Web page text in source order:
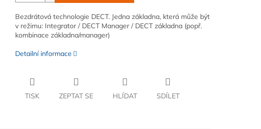
Bezdrátová technologie DECT. Jedna základna, která může být
v režimu: Integrator / DECT Manager / DECT základna (popř.
kombinace základna/manager)
Detailní informace
TISK ZEPTAT SE HLÍDAT SDÍLET